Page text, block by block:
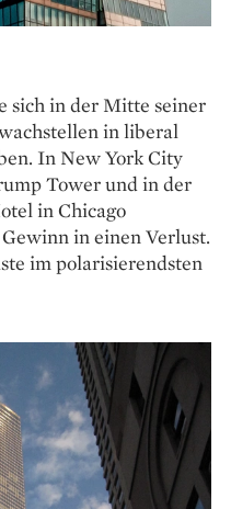
sich in der Mitte seiner
in liberal
In New York City
Tower und in der
in Chicago
in einen Verlust.
im polarisierendsten